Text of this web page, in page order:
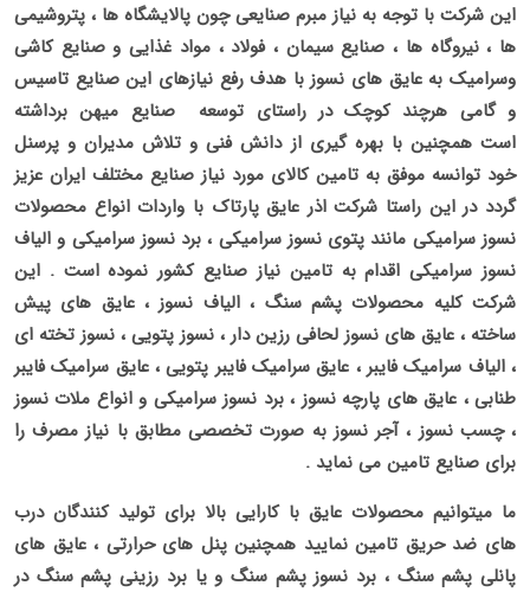
این شرکت با توجه به نیاز مبرم صنایعی چون پالایشگاه ها ، پتروشیمی
ها ، نیروگاه ها ، صنایع سیمان ، فولاد ، مواد غذایی و صنایع کاشی
وسرامیک به عایق های نسوز با هدف رفع نیازهای این صنایع تاسیس
و گامی هرچند کوچک در راستای توسعه صنایع میهن برداشته
است همچنین با بهره گیری از دانش فنی و تلاش مدیران و پرسنل
خود توانسه موفق به تامین کالای مورد نیاز صنایع مختلف ایران عزیز
گردد در این راستا شرکت اذر عایق پارتاک با واردات انواع محصولات
نسوز سرامیکی مانند پتوی نسوز سرامیکی ، برد نسوز سرامیکی و الیاف
نسوز سرامیکی اقدام به تامین نیاز صنایع کشور نموده است . این
شرکت کلیه محصولات پشم سنگ ، الیاف نسوز ، عایق های پیش
ساخته ، عایق های نسوز لحافی رزین دار ، نسوز پتویی ، نسوز تخته ای
، الیاف سرامیک فایبر ، عایق سرامیک فایبر پتویی ، عایق سرامیک فایبر
طنابی ، عایق های پارچه نسوز ، برد نسوز سرامیکی و انواع ملات نسوز
، چسب نسوز ، آجر نسوز به صورت تخصصی مطابق با نیاز مصرف را
برای صنایع تامین می نماید .
ما میتوانیم محصولات عایق با کارایی بالا برای تولید کنندگان درب
های ضد حریق تامین نمایید همچنین پنل های حرارتی ، عایق های
پانلی پشم سنگ ، برد نسوز پشم سنگ و یا برد رزینی پشم سنگ در